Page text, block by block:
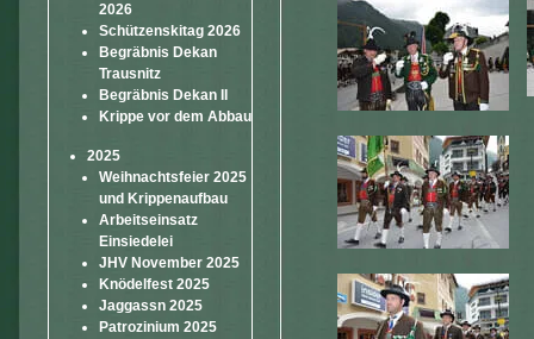
2026
Schützenskitag 2026
Begräbnis Dekan
Trausnitz
Begräbnis Dekan II
Krippe vor dem Abbau
2025
Weihnachtsfeier 2025
und Krippenaufbau
Arbeitseinsatz
Einsiedelei
JHV November 2025
Knödelfest 2025
Jaggassn 2025
Patrozinium 2025